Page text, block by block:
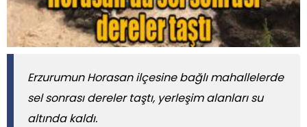
Erzurumun Horasan ilçesine bağlı mahallelerde
sel sonrası dereler taştı, yerleşim alanları su
altında kaldı.